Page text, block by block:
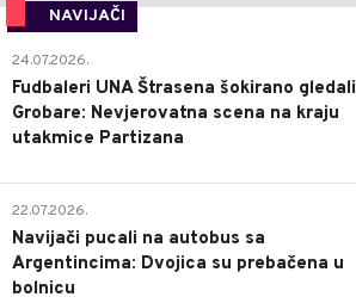
NAVIJAČI
24.07.2026.
Fudbaleri UNA Štrasena šokirano gledali
Grobare: Nevjerovatna scena na kraju
utakmice Partizana
22.07.2026.
Navijači pucali na autobus sa
Argentincima: Dvojica su prebačena u
bolnicu